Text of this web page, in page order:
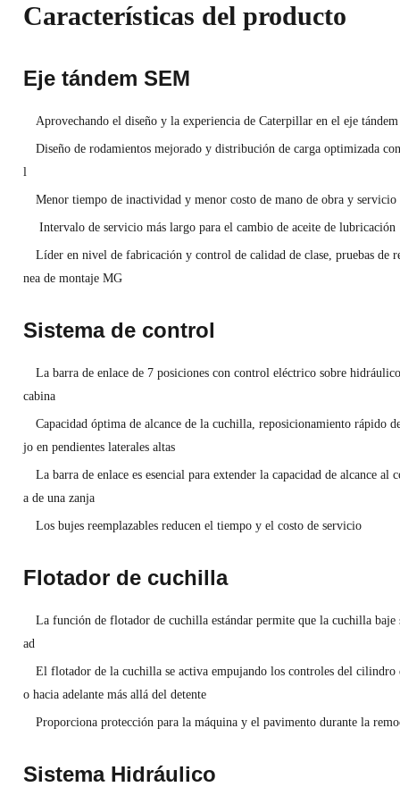
Características del producto
Eje tándem SEM
Aprovechando el diseño y la experiencia de Caterpillar en el eje
Diseño de rodamientos mejorado y distribución de carga optimizada
l
Menor tiempo de inactividad y menor costo de mano de obra y
Intervalo de servicio más largo para el cambio de aceite de lubricación
Líder en nivel de fabricación y control de calidad de clase, pruebas de
nea de montaje MG
Sistema de control
La barra de enlace de 7 posiciones con control eléctrico sobre
cabina
Capacidad óptima de alcance de la cuchilla, reposicionamiento rápido
jo en pendientes laterales altas
La barra de enlace es esencial para extender la capacidad de alcance al
a de una zanja
Los bujes reemplazables reducen el tiempo y el costo de servicio
Flotador de cuchilla
La función de flotador de cuchilla estándar permite que la cuchilla
ad
El flotador de la cuchilla se activa empujando los controles del
o hacia adelante más allá del detente
Proporciona protección para la máquina y el pavimento durante la
Sistema Hidráulico